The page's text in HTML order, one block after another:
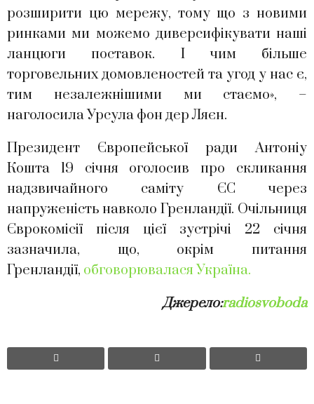
розширити цю мережу, тому що з новими
ринками ми можемо диверсифікувати наші
ланцюги поставок. І чим більше
торговельних домовленостей та угод у нас є,
тим незалежнішими ми стаємо», –
наголосила Урсула фон дер Ляєн.
Президент Європейської ради Антоніу
Кошта 19 січня оголосив про скликання
надзвичайного саміту ЄС через
напруженість навколо Гренландії. Очільниця
Єврокомісії після цієї зустрічі 22 січня
зазначила, що, окрім питання
Гренландії, обговорювалася Україна.
Джерело:radiosvoboda